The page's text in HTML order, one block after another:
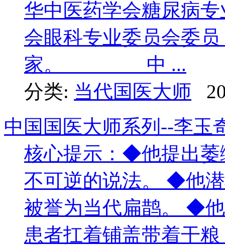
华中医药学会糖尿病
会眼科专业委员会委
家。 中 ...
分类: 当代国医大师
中国国医大师系列--李
核心提示：◆他提出萎
不可逆的说法。 ◆他
被誉为当代扁鹊。 ◆
患者扛着铺盖带着